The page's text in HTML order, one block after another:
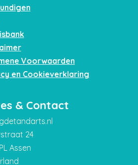
Voorwaarden
en Cookieverklaring
& Contact
24
Assen